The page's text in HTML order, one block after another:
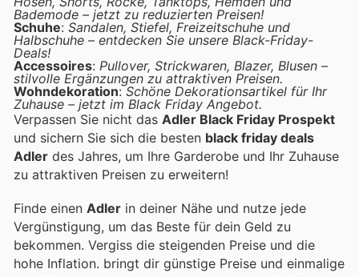
Bademode – jetzt zu reduzierten Preisen!
Schuhe: Sandalen, Stiefel, Freizeitschuhe und
Halbschuhe – entdecken Sie unsere Black-Friday-
Deals!
Accessoires: Pullover, Strickwaren, Blazer, Blusen –
stilvolle Ergänzungen zu attraktiven Preisen.
Wohndekoration:Schöne Dekorationsartikel für Ihr
Zuhause – jetzt im Black Friday Angebot.
Verpassen Sie nicht das Adler Black Friday Prospekt
und sichern Sie sich die besten black friday deals
Adler des Jahres, um Ihre Garderobe und Ihr Zuhause
zu attraktiven Preisen zu erweitern!
Finde einen Adler in deiner Nähe und nutze jede
Vergünstigung, um das Beste für dein Geld zu
bekommen. Vergiss die steigenden Preise und die
hohe Inflation. bringt dir günstige Preise und einmalige